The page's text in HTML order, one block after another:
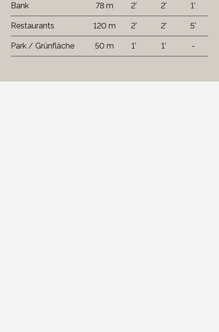
Bank 78 m 2' 2' 1'
Restaurants 120 m 2' 2' 5'
Park / Grünfläche 50 m 1' 1' -